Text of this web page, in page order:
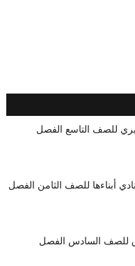
للصف التاسع الفصل
أبناءها للصف الثامن الفصل
للصف السادس الفصل